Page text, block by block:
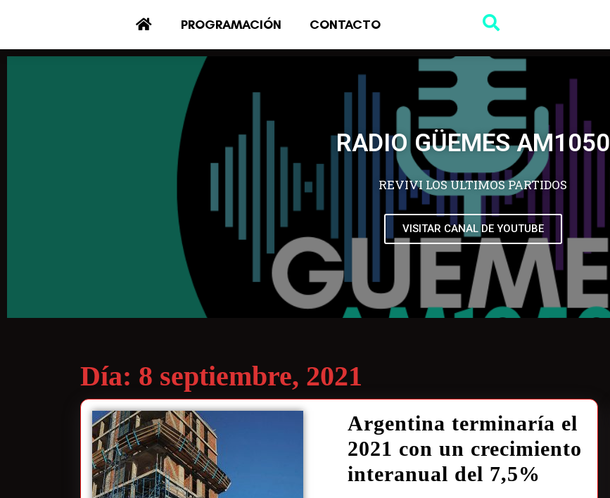
PROGRAMACIÓN CONTACTO
RADIO GÜEMES AM1050
REVIVI LOS ULTIMOS PARTIDOS
VISITAR CANAL DE YOUTUBE
Día: 8 septiembre, 2021
Argentina terminaría el
2021 con un crecimiento
interanual del 7,5%